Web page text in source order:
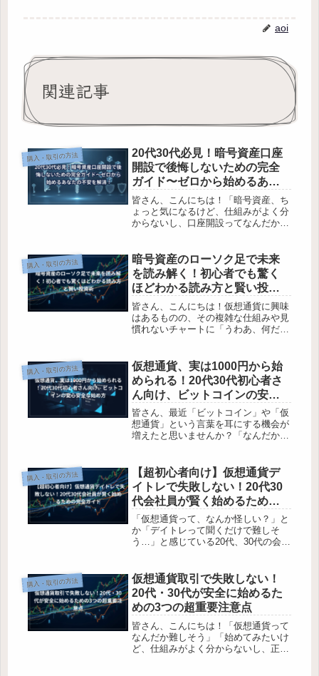
aoi
関連記事
購入・取引の方法
20代30代必見！暗号資産口座
開設で後悔しないための完全
ガイド〜ゼロから始めるあな
たの不安を解消！
皆さん、こんにちは！「暗号資産、ち
ょっと気になるけど、仕組みがよく分
からないし、口座開設ってなんだか難
な声をよく聞きます。大丈夫、私も全
く同じ不安を抱えていましたから、...
購入・取引の方法
暗号資産のローソク足で未来
を読み解く！初心者でも驚く
ほどわかる読み方と賢い投資
術
皆さん、こんにちは！仮想通貨に興味
はあるものの、その複雑な仕組みや見
慣れないチャートに「うわあ、何だか
て、まるで暗号みたいに見えますよ
ね。でも安心してください。この記事
を読...
購入・取引の方法
仮想通貨、実は1000円から始
められる！20代30代初心者さ
ん向け、ビットコインの安心
安全な始め方
皆さん、最近「ビットコイン」や「仮
想通貨」という言葉を耳にする機会が
増えたと思いませんか？「なんだか難
にいる20代30代の会社員の方もきっと
多いはず。でも、ご安心ください。...
購入・取引の方法
【超初心者向け】仮想通貨デ
イトレで失敗しない！20代30
代会社員が賢く始めるための
完全ガイド
「仮想通貨って、なんか怪しい？」と
か「デイトレって聞くだけで難しそ
う…」と感じている20代、30代の会社
思うと何から手をつけていいか分から
ず、ちょっと戸惑っていませんか？
こ...
購入・取引の方法
仮想通貨取引で失敗しない！
20代・30代が安全に始めるた
めの3つの超重要注意点
皆さん、こんにちは！「仮想通貨って
なんだか難しそう」「始めてみたいけ
ど、仕組みがよく分からないし、正直